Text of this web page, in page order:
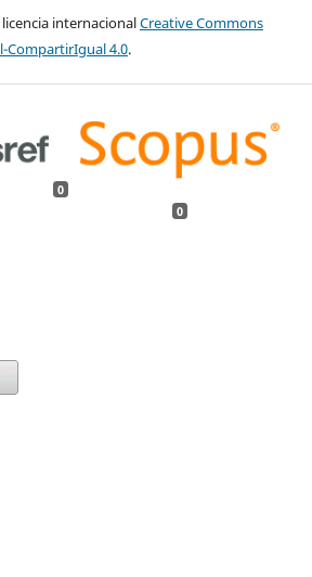
internacionalCreative Commons
CompartirIgual 4.0.
0
0